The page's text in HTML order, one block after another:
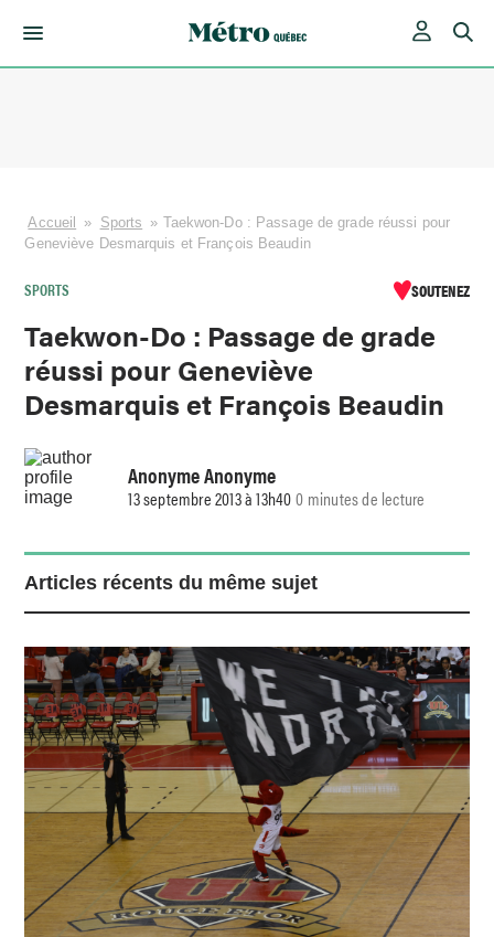
Accueil » Sports » Taekwon-Do : Passage de grade réussi pour
Geneviève Desmarquis et François Beaudin
SPORTS SOUTENEZ
Taekwon-Do : Passage de grade
réussi pour Geneviève
Desmarquis et François Beaudin
Anonyme Anonyme
13 septembre 2013 à 13h400 minutes de lecture
Articles récents du même sujet